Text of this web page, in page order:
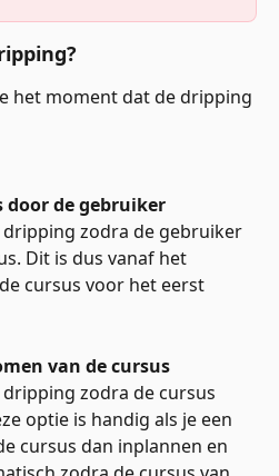
het moment dat de dripping
door de gebruiker
zodra de gebruiker
Dit is dus vanaf het
cursus voor het eerst
van de cursus
zodra de cursus
optie is handig als je een
cursus dan inplannen en